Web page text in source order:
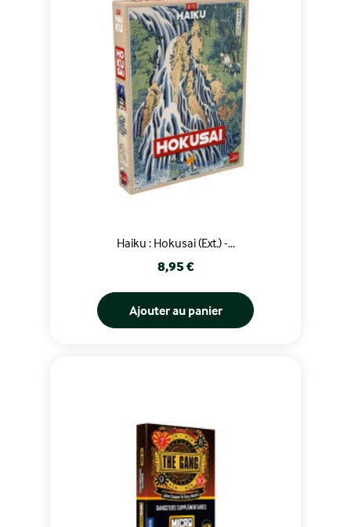
Haiku : Hokusai (Ext.) -...
Prix
8,95 €
Ajouter au panier